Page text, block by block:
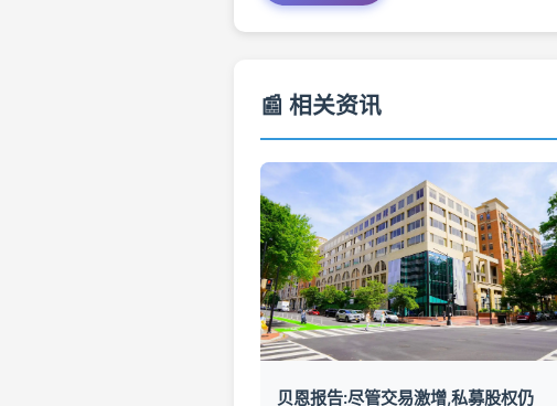
📰 相关资讯
贝恩报告:尽管交易激增,私募股权仍